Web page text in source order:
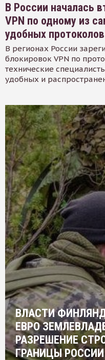
В России началась
VPN по одному из
удобных протоколов
В регионах России
блокировок VPN по
технические
удобных и
ВЛАСТИ
ЕВРО
РАЗРЕШЕНИЕ
ГРАНИЦЫ РОССИИ